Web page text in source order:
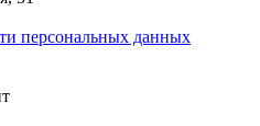
персональных данных